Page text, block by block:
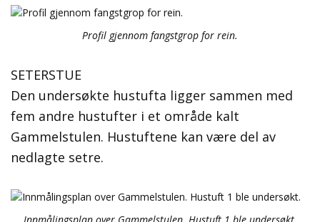
Profil gjennom fangstgrop for rein.
SETERSTUE
Den undersøkte hustufta ligger sammen med
fem andre hustufter i et område kalt
Gammelstulen. Hustuftene kan være del av
nedlagte setre.